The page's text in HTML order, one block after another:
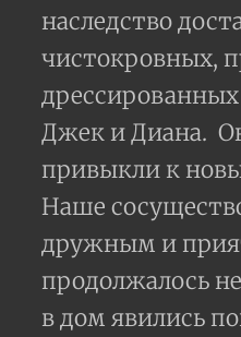
наследство
чистокровных,
дрессированных
Джек и Диана.
привыкли к
Наше
дружным и
продолжалось
в дом явились